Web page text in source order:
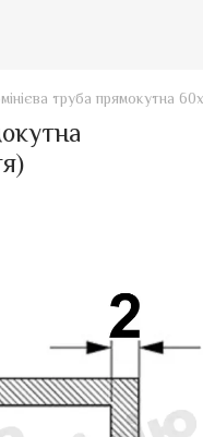
труба прямокутна